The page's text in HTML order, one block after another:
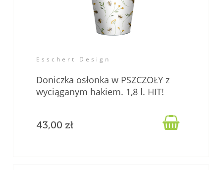
Esschert Design
Doniczka osłonka w PSZCZOŁY z
wyciąganym hakiem. 1,8 l. HIT!
43,00 zł 